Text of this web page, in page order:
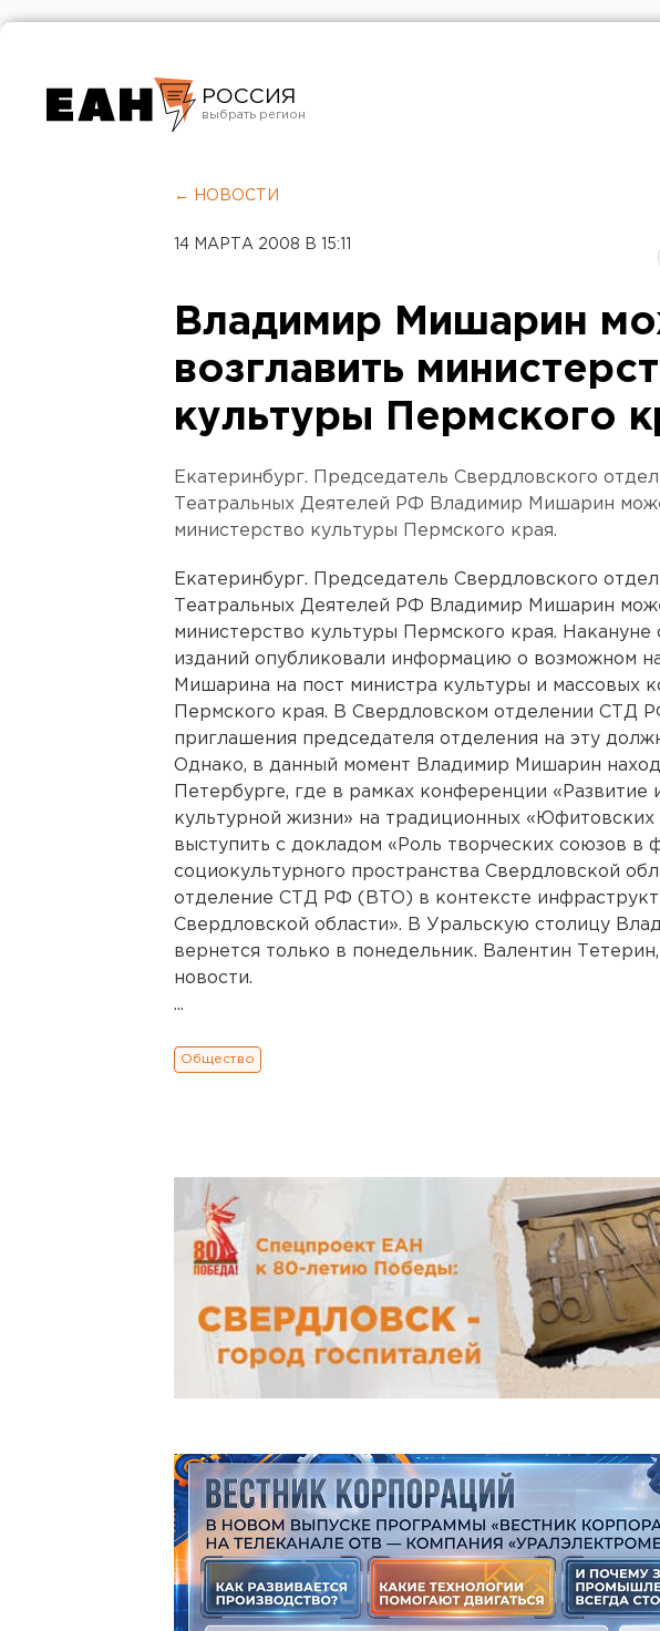
РОССИЯ
Челябинск
← НОВОСТИ
14 МАРТА 2008 В 15:11
Владимир Мишарин
возглавить
культуры Пермского
Екатеринбург. Председатель Свердловского
Театральных Деятелей РФ Владимир Мишарин
министерство культуры Пермского края.
Екатеринбург. Председатель Свердловского
Театральных Деятелей РФ Владимир Мишарин
министерство культуры Пермского края. Накануне
изданий опубликовали информацию о возможном
Мишарина на пост министра культуры и массовых
Пермского края. В Свердловском отделении СТД
приглашения председателя отделения на эту
Однако, в данный момент Владимир Мишарин
Петербурге, где в рамках конференции «Развитие
культурной жизни» на традиционных «Юфитовских
выступить с докладом «Роль творческих союзов в
социокультурного пространства Свердловской
отделение СТД РФ (ВТО) в контексте
Свердловской области». В Уральскую столицу
вернется только в понедельник. Валентин
новости.
...
Общество